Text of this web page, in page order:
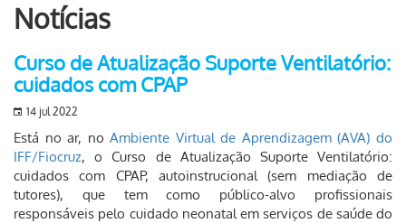
Notícias
Curso de Atualização Suporte Ventilatório:
cuidados com CPAP
14 jul 2022
Está no ar, noAmbiente Virtual de Aprendizagem (AVA) do
IFF/Fiocruz, o Curso de Atualização Suporte Ventilatório:
cuidados com CPAP, autoinstrucional (sem mediação de
tutores), que tem como público-alvo profissionais
responsáveis pelo cuidado neonatal em serviços de saúde do